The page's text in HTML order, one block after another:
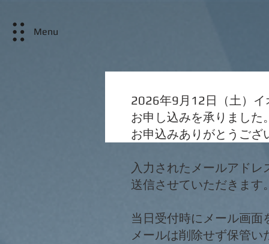
Menu
2026年9月12日（土）イ
お申し込みを承りました
お申込みありがとうござ
入力されたメールアド
送信させていただきます
当日受付時にメール画
メールは削除せず保管